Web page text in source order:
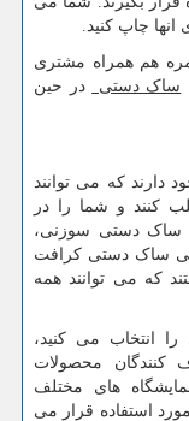
چاپ کنید.
هم همراه مشتری
ساک دستی
در حین
دارند که می توانند
کنند و شما را در
ساک دستی سوزنی،
ساک دستی کرافت
که می توانند همه
انتخاب می کنید،
کنندگان محصولات
های مختلف
استفاده قرار می